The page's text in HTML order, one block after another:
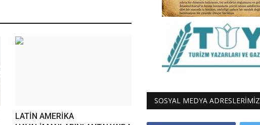
LATİN AMERİKA
SOSYAL MEDYA ADRESLERİMİZ